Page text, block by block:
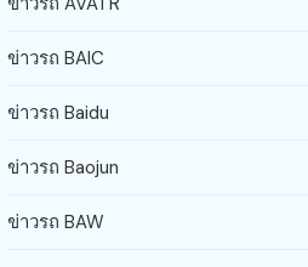
ข่าวรถ BAIC
ข่าวรถ Baidu
ข่าวรถ Baojun
ข่าวรถ BAW